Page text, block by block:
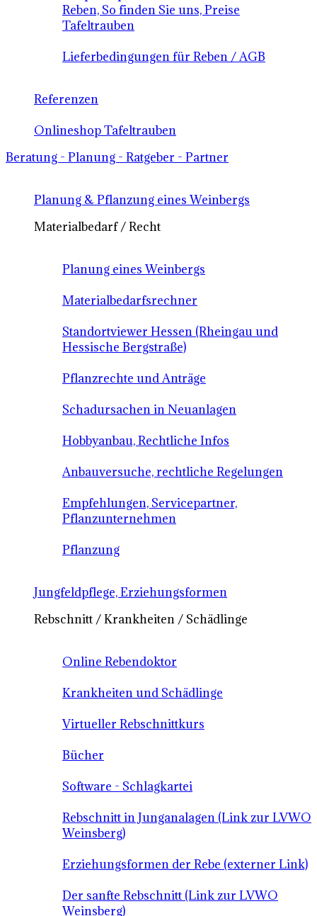
Reben, So finden Sie uns, Preise
Tafeltrauben
Lieferbedingungen für Reben / AGB
Referenzen
Onlineshop Tafeltrauben
Beratung - Planung - Ratgeber - Partner
Planung & Pflanzung eines Weinbergs
Materialbedarf / Recht
Planung eines Weinbergs
Materialbedarfsrechner
Standortviewer Hessen (Rheingau und
Hessische Bergstraße)
Pflanzrechte und Anträge
Schadursachen in Neuanlagen
Hobbyanbau, Rechtliche Infos
Anbauversuche, rechtliche Regelungen
Empfehlungen, Servicepartner,
Pflanzunternehmen
Pflanzung
Jungfeldpflege, Erziehungsformen
Rebschnitt / Krankheiten / Schädlinge
Online Rebendoktor
Krankheiten und Schädlinge
Virtueller Rebschnittkurs
Bücher
Software - Schlagkartei
Rebschnitt in Junganalagen (Link zur LVWO
Weinsberg)
Erziehungsformen der Rebe (externer Link)
Der sanfte Rebschnitt (Link zur LVWO
Weinsberg)